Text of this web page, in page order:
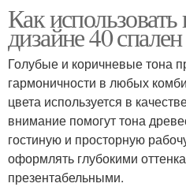
Как
дизайне 40 спален
Голубые и коричневые тона
гармоничности в любых
цвета используется в
внимание помогут тона
гостиную и просторную
оформлять глубокими
презентабельными.